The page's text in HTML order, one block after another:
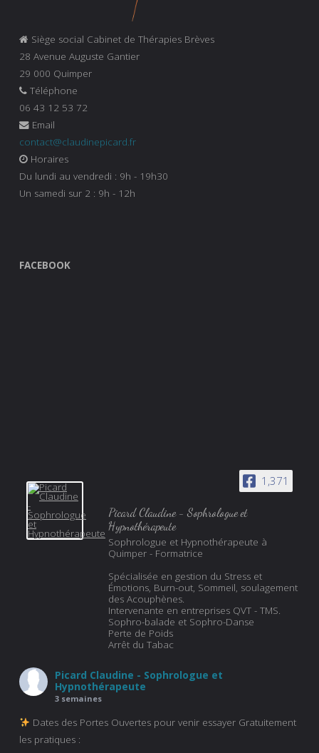
Siège social Cabinet de Thérapies Brèves
28 Avenue Auguste Gantier
29 000 Quimper
Téléphone
06 43 12 53 72
Email
contact@claudinepicard.fr
Horaires
Du lundi au vendredi : 9h - 19h30
Un samedi sur 2 : 9h - 12h
FACEBOOK
1,371
Picard Claudine - Sophrologue et
Hypnothérapeute
Sophrologue et Hypnothérapeute à
Quimper - Formatrice
Spécialisée en gestion du Stress et
Émotions, Burn-out, Sommeil, soulagement
des Acouphènes.
Intervenante en entreprises QVT - TMS.
Sophro-balade et Sophro-Danse
Perte de Poids
Arrêt du Tabac
Picard Claudine - Sophrologue et
Hypnothérapeute
3 semaines
Dates des Portes Ouvertes pour venir essayer Gratuitement
les pratiques :